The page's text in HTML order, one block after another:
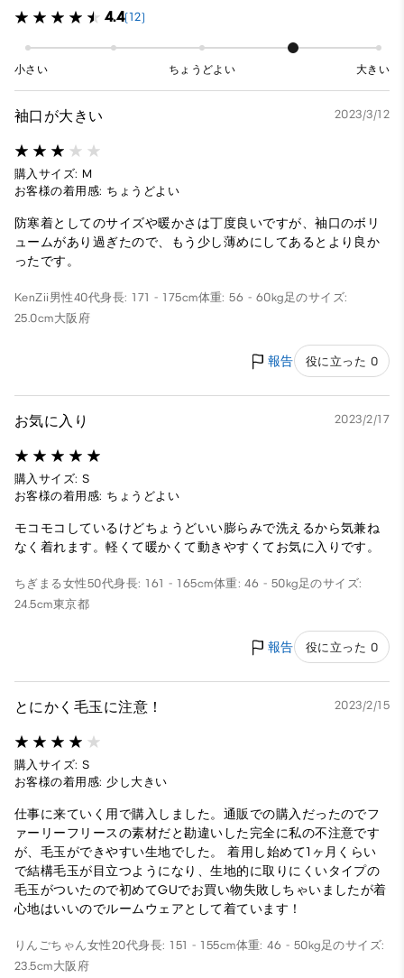
4.4(12)
小さい ちょうどよい 大きい
袖口が大きい 2023/3/12
購入サイズ: M
お客様の着用感: ちょうどよい
防寒着としてのサイズや暖かさは丁度良いですが、袖口のボリ
ュームがあり過ぎたので、もう少し薄めにしてあるとより良か
ったです。
KenZii 男性40代身長: 171 - 175cm体重: 56 - 60kg足のサイズ:
25.0cm大阪府
報告 役に立った 0
お気に入り 2023/2/17
購入サイズ: S
お客様の着用感: ちょうどよい
モコモコしているけどちょうどいい膨らみで洗えるから気兼ね
なく着れます。軽くて暖かくて動きやすくてお気に入りです。
ちぎまる女性50代身長: 161 - 165cm体重: 46 - 50kg足のサイズ:
24.5cm東京都
報告 役に立った 0
とにかく毛玉に注意！ 2023/2/15
購入サイズ: S
お客様の着用感: 少し大きい
仕事に来ていく用で購入しました。通販での購入だったのでフ
ァーリーフリースの素材だと勘違いした完全に私の不注意です
が、毛玉ができやすい生地でした。 着用し始めて1ヶ月くらい
で結構毛玉が目立つようになり、生地的に取りにくいタイプの
毛玉がついたので初めてGUでお買い物失敗しちゃいましたが着
心地はいいのでルームウェアとして着ています！
りんごちゃん女性20代身長: 151 - 155cm体重: 46 - 50kg足のサイズ:
23.5cm大阪府